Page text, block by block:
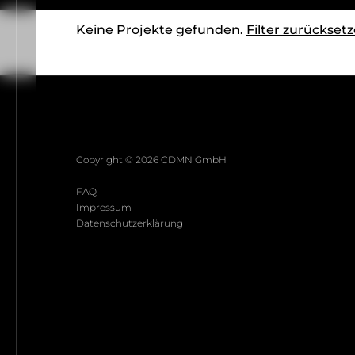
Keine Projekte gefunden. Filter
Copyright © 2026 CDMN GmbH
FAQ
Impressum
Datenschutzerklärung